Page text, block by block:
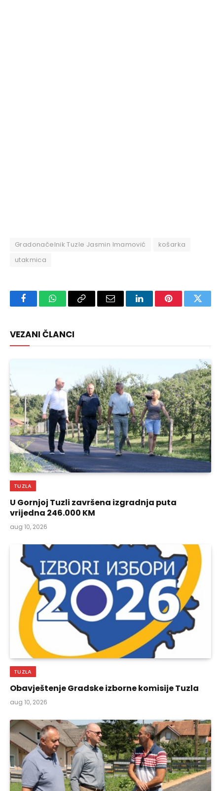
Gradonačelnik Tuzle Jasmin Imamović
košarka
utakmica
FacebookWhatsAppCopy
Email LinkedInPinterest
VEZANI ČLANCI
TUZLA
U Gornjoj Tuzli završena izgradnja puta
vrijedna 246.000 KM
aug 10, 2026
TUZLA
Obavještenje Gradske izborne komisije Tuzla
aug 10, 2026